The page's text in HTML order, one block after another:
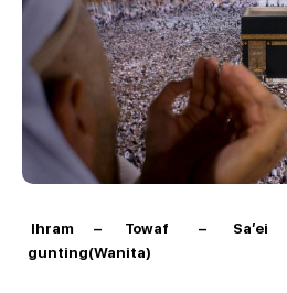
Ihram – Towaf – Sa’ei –
gunting(Wanita)